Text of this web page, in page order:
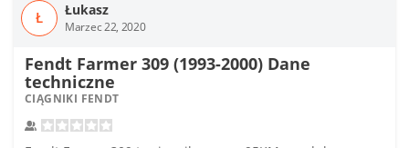
Ł Łukasz
Marzec 22, 2020
Fendt Farmer 309 (1993-2000) Dane
techniczne
CIĄGNIKI FENDT